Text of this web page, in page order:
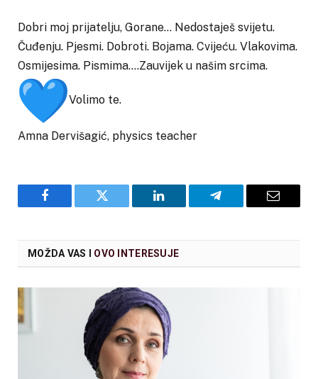
Dobri moj prijatelju, Gorane… Nedostaješ svijetu.
Čuđenju. Pjesmi. Dobroti. Bojama. Cvijeću. Vlakovima.
Osmijesima. Pismima….Zauvijek u našim srcima.
Volimo te.
Amna Dervišagić, physics teacher
Facebook Twitter LinkedIn Telegram Email
MOŽDA VAS I OVO INTERESUJE